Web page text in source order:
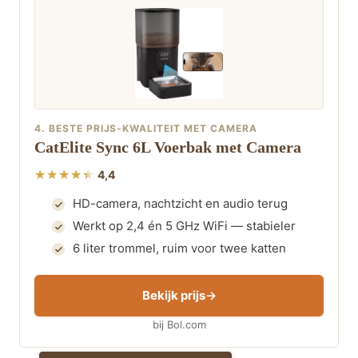
4. BESTE PRIJS-KWALITEIT MET CAMERA
CatElite Sync 6L Voerbak met Camera
4,4
HD-camera, nachtzicht en audio terug
Werkt op 2,4 én 5 GHz WiFi — stabieler
6 liter trommel, ruim voor twee katten
Bekijk prijs
bij Bol.com